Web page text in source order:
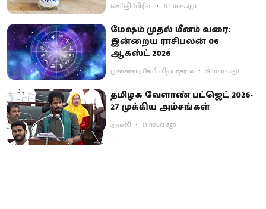
செய்திப்பிரிவு 21 hours ago
மேஷம் முதல் மீனம் வரை:
இன்றைய ராசிபலன் 06
ஆகஸ்ட் 2026
முனைவர் கே.பி.வித்யாதரன் 19 hours ago
தமிழக வேளாண் பட்ஜெட் 2026-
27 முக்கிய அம்சங்கள்
அனலி 14 hours ago